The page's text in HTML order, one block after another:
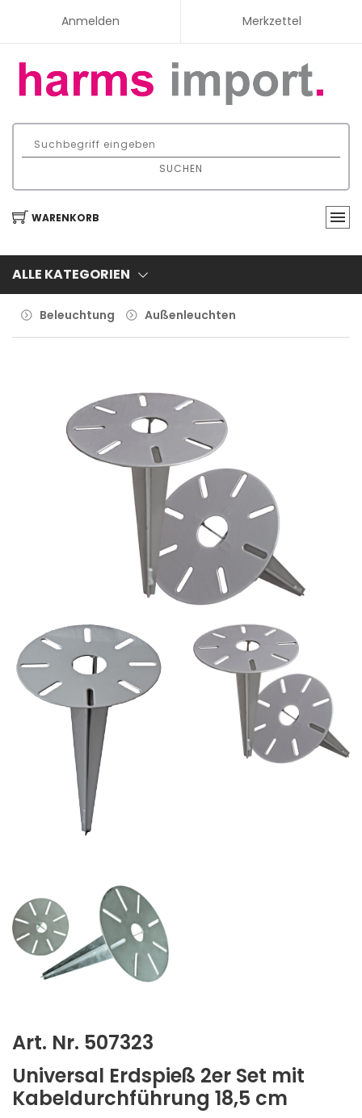
Anmelden Merkzettel
SUCHEN
WARENKORB
ALLE KATEGORIEN
Beleuchtung Außenleuchten
Art. Nr. 507323
Universal Erdspieß 2er Set mit
Kabeldurchführung 18,5 cm